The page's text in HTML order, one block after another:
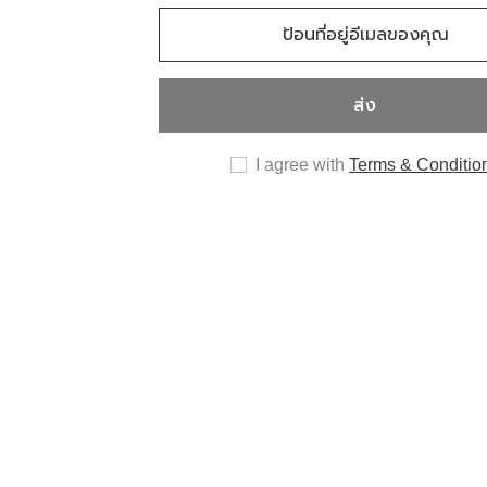
ส่ง
I agree with Terms &